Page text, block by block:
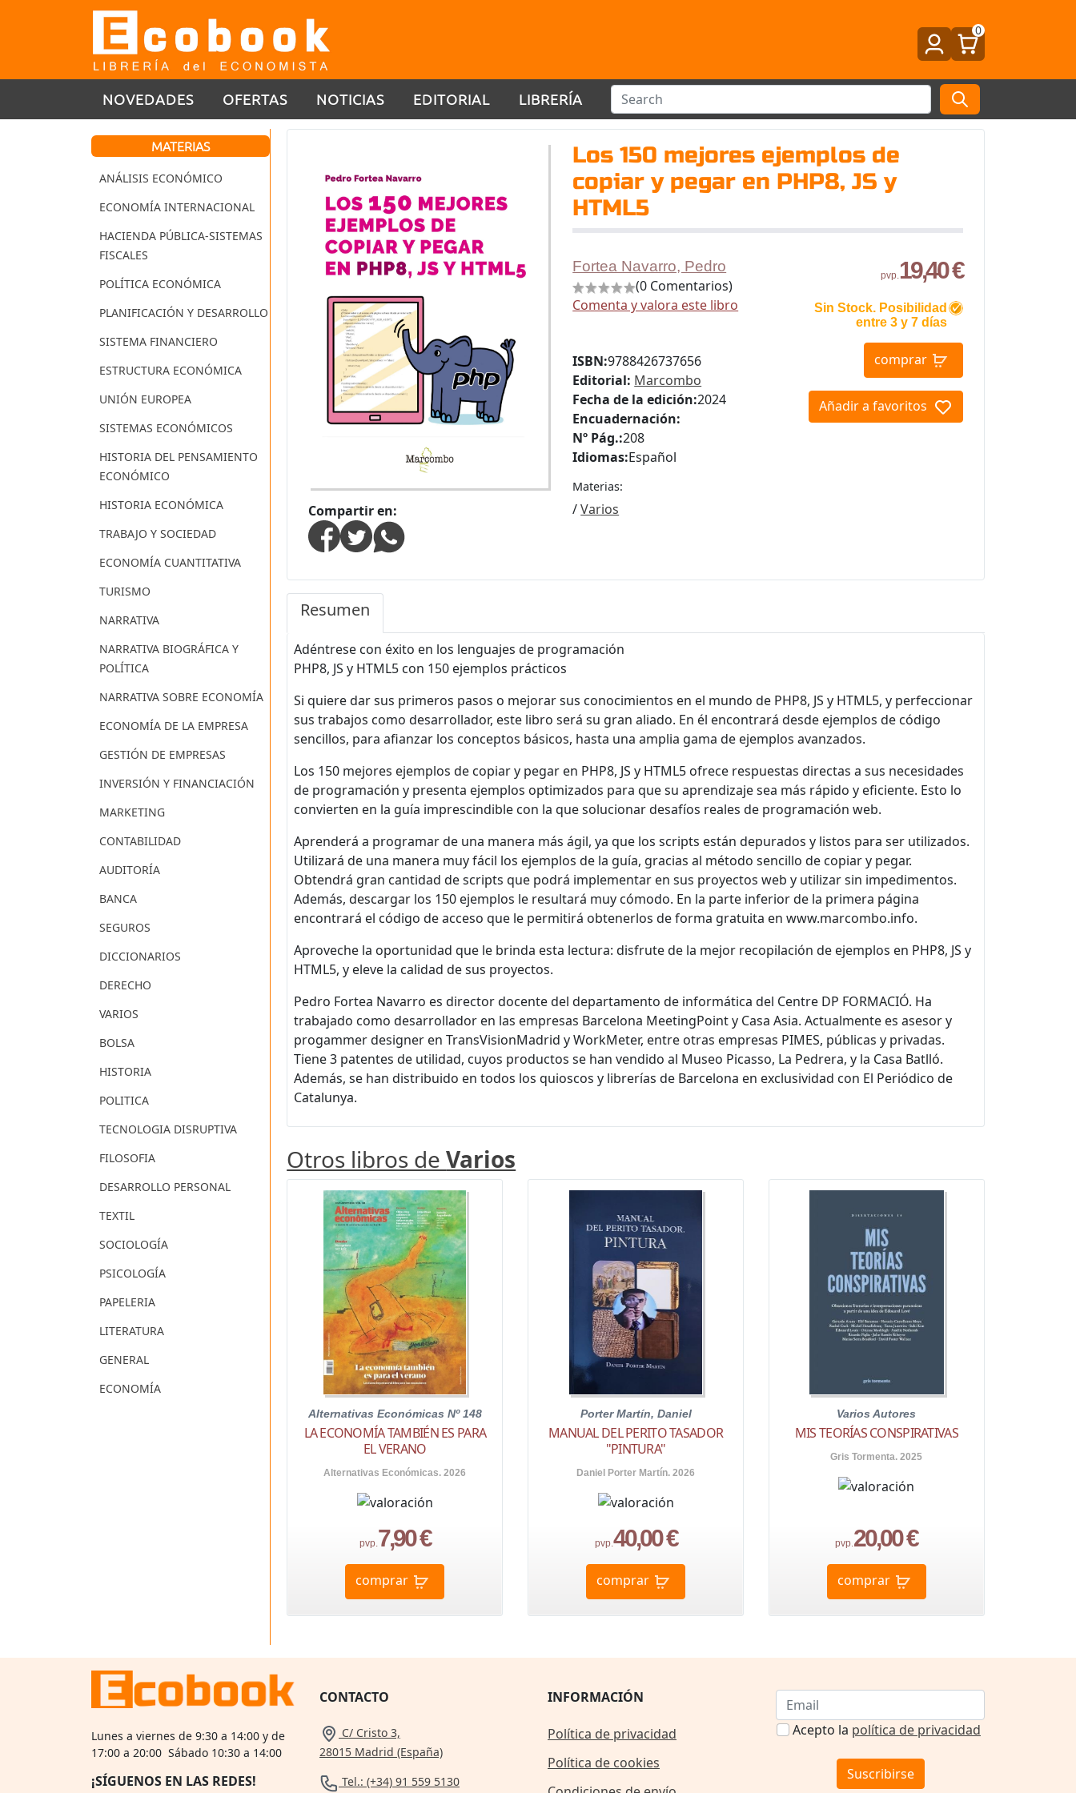
0
NOVEDADES OFERTAS NOTICIAS EDITORIAL LIBRERÍA
MATERIAS
ANÁLISIS ECONÓMICO
ECONOMÍA INTERNACIONAL
HACIENDA PÚBLICA-SISTEMAS
FISCALES
POLÍTICA ECONÓMICA
PLANIFICACIÓN Y DESARROLLO
SISTEMA FINANCIERO
ESTRUCTURA ECONÓMICA
UNIÓN EUROPEA
SISTEMAS ECONÓMICOS
HISTORIA DEL PENSAMIENTO
ECONÓMICO
HISTORIA ECONÓMICA
TRABAJO Y SOCIEDAD
ECONOMÍA CUANTITATIVA
TURISMO
NARRATIVA
NARRATIVA BIOGRÁFICA Y
POLÍTICA
NARRATIVA SOBRE ECONOMÍA
ECONOMÍA DE LA EMPRESA
GESTIÓN DE EMPRESAS
INVERSIÓN Y FINANCIACIÓN
MARKETING
CONTABILIDAD
AUDITORÍA
BANCA
SEGUROS
DICCIONARIOS
DERECHO
VARIOS
BOLSA
HISTORIA
POLITICA
TECNOLOGIA DISRUPTIVA
FILOSOFIA
DESARROLLO PERSONAL
TEXTIL
SOCIOLOGÍA
PSICOLOGÍA
PAPELERIA
LITERATURA
GENERAL
ECONOMÍA
Los 150 mejores ejemplos de
copiar y pegar en PHP8, JS y
HTML5
Compartir en:
Fortea Navarro, Pedro
(0 Comentarios)
Comenta y valora este libro
pvp.19,40 €
Sin Stock. Posibilidad
entre 3 y 7 días
comprar
Añadir a favoritos
ISBN:9788426737656
Editorial: Marcombo
Fecha de la edición:2024
Encuadernación:
Nº Pág.:208
Idiomas:Español
Materias:
/Varios
Resumen
Adéntrese con éxito en los lenguajes de programación
PHP8, JS y HTML5 con 150 ejemplos prácticos
Si quiere dar sus primeros pasos o mejorar sus conocimientos en el mundo de PHP8, JS y HTML5, y perfeccionar
sus trabajos como desarrollador, este libro será su gran aliado. En él encontrará desde ejemplos de código
sencillos, para afianzar los conceptos básicos, hasta una amplia gama de ejemplos avanzados.
Los 150 mejores ejemplos de copiar y pegar en PHP8, JS y HTML5 ofrece respuestas directas a sus necesidades
de programación y presenta ejemplos optimizados para que su aprendizaje sea más rápido y eficiente. Esto lo
convierten en la guía imprescindible con la que solucionar desafíos reales de programación web.
Aprenderá a programar de una manera más ágil, ya que los scripts están depurados y listos para ser utilizados.
Utilizará de una manera muy fácil los ejemplos de la guía, gracias al método sencillo de copiar y pegar.
Obtendrá gran cantidad de scripts que podrá implementar en sus proyectos web y utilizar sin impedimentos.
Además, descargar los 150 ejemplos le resultará muy cómodo. En la parte inferior de la primera página
encontrará el código de acceso que le permitirá obtenerlos de forma gratuita en www.marcombo.info.
Aproveche la oportunidad que le brinda esta lectura: disfrute de la mejor recopilación de ejemplos en PHP8, JS y
HTML5, y eleve la calidad de sus proyectos.
Pedro Fortea Navarro es director docente del departamento de informática del Centre DP FORMACIÓ. Ha
trabajado como desarrollador en las empresas Barcelona MeetingPoint y Casa Asia. Actualmente es asesor y
progammer designer en TransVisionMadrid y WorkMeter, entre otras empresas PIMES, públicas y privadas.
Tiene 3 patentes de utilidad, cuyos productos se han vendido al Museo Picasso, La Pedrera, y la Casa Batlló.
Además, se han distribuido en todos los quioscos y librerías de Barcelona en exclusividad con El Periódico de
Catalunya.
Otros libros deVarios
Alternativas Económicas Nº 148
LA ECONOMÍA TAMBIÉN ES PARA
EL VERANO
Alternativas Económicas. 2026
pvp.7,90 €
comprar
Porter Martín, Daniel
MANUAL DEL PERITO TASADOR
"PINTURA"
Daniel Porter Martín. 2026
pvp.40,00 €
comprar
Varios Autores
MIS TEORÍAS CONSPIRATIVAS
Gris Tormenta. 2025
pvp.20,00 €
comprar
Lunes a viernes de 9:30 a 14:00 y de
17:00 a 20:00 Sábado 10:30 a 14:00
¡SÍGUENOS EN LAS REDES!
CONTACTO
C/ Cristo 3,
28015 Madrid (España)
Tel.: (+34) 91 559 5130
INFORMACIÓN
Política de privacidad
Política de cookies
Acepto la política de privacidad
Suscribirse